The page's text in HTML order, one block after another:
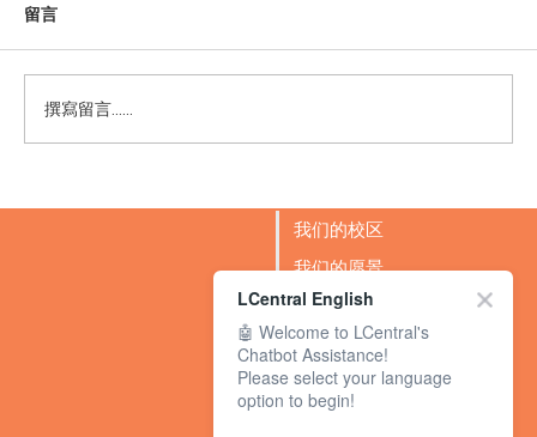
2025年度 “最佳优质英语培优与教育”大奖
留言
撰寫留言......
我们的校区
我们的愿景
成功故事
BLOG
LCentral English
🤖 Welcome to LCentral's
Chatbot Assistance!
Please select your language
option to begin!